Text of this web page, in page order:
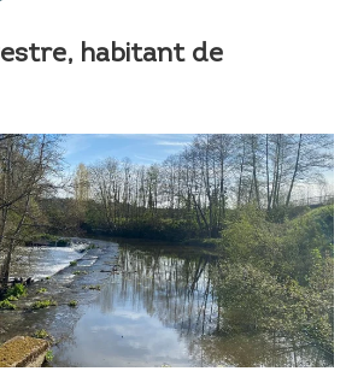
habitant de